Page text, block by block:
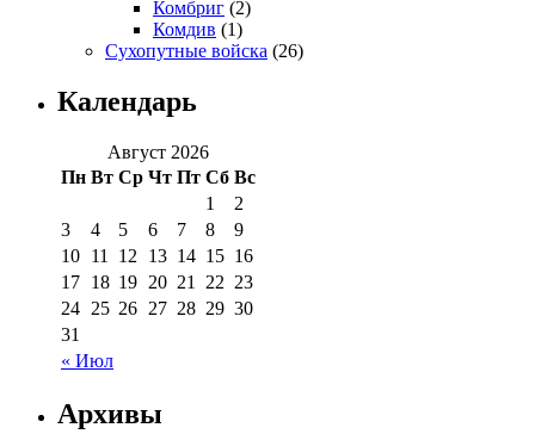
Комбриг (2)
Комдив (1)
Сухопутные войска (26)
Календарь
Август 2026
Пн Вт Ср Чт Пт Сб Вс
« Июл
1
2
3
4 5 6 7 8
9
10 11 12 13 14 15 16
17 18 19 20 21 22 23
24 25 26 27 28 29 30
31
Архивы